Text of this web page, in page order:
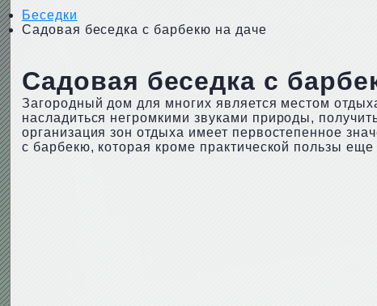
Беседки
Садовая беседка с барбекю на даче
Садовая беседка с
Загородный дом для многих является местом
насладиться негромкими звуками природы,
организация зон отдыха имеет первостепенное
с барбекю, которая кроме практической пользы еще